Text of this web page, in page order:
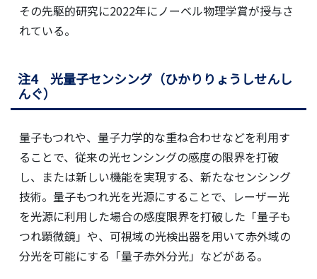
その先駆的研究に2022年にノーベル物理学賞が授与さ
れている。
注4 光量子センシング（ひかりりょうしせんし
んぐ）
量子もつれや、量子力学的な重ね合わせなどを利用す
ることで、従来の光センシングの感度の限界を打破
し、または新しい機能を実現する、新たなセンシング
技術。量子もつれ光を光源にすることで、レーザー光
を光源に利用した場合の感度限界を打破した「量子も
つれ顕微鏡」や、可視域の光検出器を用いて赤外域の
分光を可能にする「量子赤外分光」などがある。